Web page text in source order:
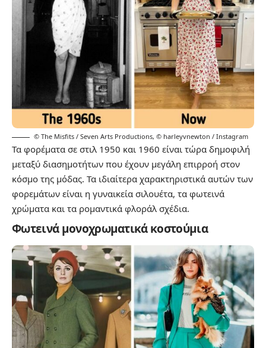
© The Misfits / Seven Arts Productions, © harleyvnewton / Instagram
Τα φορέματα σε στιλ 1950 και 1960 είναι τώρα δημοφιλή
μεταξύ διασημοτήτων που έχουν μεγάλη επιρροή στον
κόσμο της μόδας. Τα ιδιαίτερα χαρακτηριστικά αυτών των
φορεμάτων είναι η γυναικεία σιλουέτα, τα φωτεινά
χρώματα και τα ρομαντικά φλοράλ σχέδια.
Φωτεινά μονοχρωματικά κοστούμια